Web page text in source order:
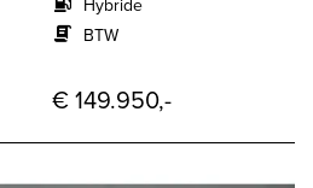
BTW
€ 149.950,-